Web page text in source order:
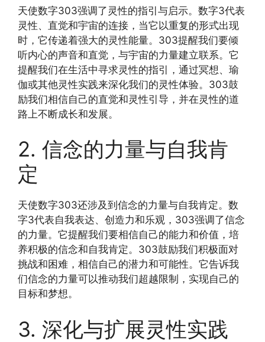
天使数字303强调了灵性的指引与启示。数字3代表
灵性、直觉和宇宙的连接，当它以重复的形式出现
时，它传递着强大的灵性能量。303提醒我们要倾
听内心的声音和直觉，与宇宙的力量建立联系。它
提醒我们在生活中寻求灵性的指引，通过冥想、瑜
伽或其他灵性实践来深化我们的灵性体验。303鼓
励我们相信自己的直觉和灵性引导，并在灵性的道
路上不断成长和发展。
2. 信念的力量与自我肯
定
天使数字303还涉及到信念的力量与自我肯定。数
字3代表自我表达、创造力和乐观，303强调了信念
的力量。它提醒我们要相信自己的能力和价值，培
养积极的信念和自我肯定。303鼓励我们积极面对
挑战和困难，相信自己的潜力和可能性。它告诉我
们信念的力量可以推动我们超越限制，实现自己的
目标和梦想。
3. 深化与扩展灵性实践